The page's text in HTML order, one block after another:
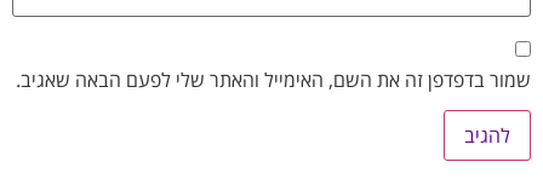
שמור בדפדפן זה את השם, האימייל והאתר שלי לפעם הבאה שאגיב.